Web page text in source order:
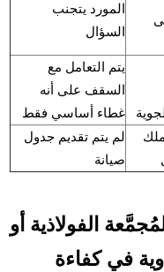
المورد يتجنب
السؤال
يتم التعامل مع
السقف على أنه
غطاء أساسي فقط
لم يتم تقديم جدول
صيانة
الفولاذية أو
في كفاءة